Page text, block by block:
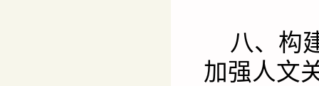
八、构
加强人文